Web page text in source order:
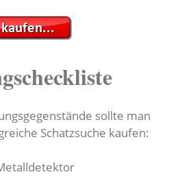
sollte man
Schatzsuche kaufen: